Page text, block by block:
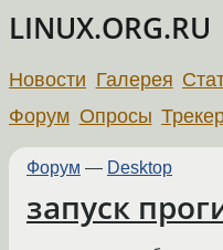
LINUX.ORG.RU
Новости Галерея
Форум Опросы
Форум — Desktop
запуск